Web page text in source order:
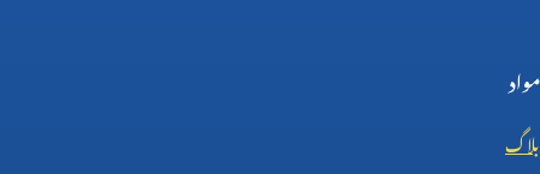
مواد
بلاگ